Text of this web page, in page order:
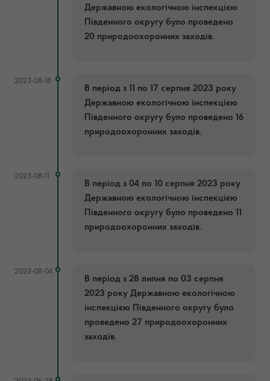
Державною екологічною інспекцією
Південного округу було проведено
20 природоохоронних заходів.
2023-08-18
В період з 11 по 17 серпня 2️023 року
Державною екологічною інспекцією
Південного округу було проведено 16
природоохоронних заходів.
2023-08-11
В період з 04 по 10 серпня 2️023 року
Державною екологічною інспекцією
Південного округу було проведено 11
природоохоронних заходів.
2023-08-04
В період з 28 липня по 03 серпня
2️023 року Державною екологічною
інспекцією Південного округу було
проведено 27 природоохоронних
заходів.